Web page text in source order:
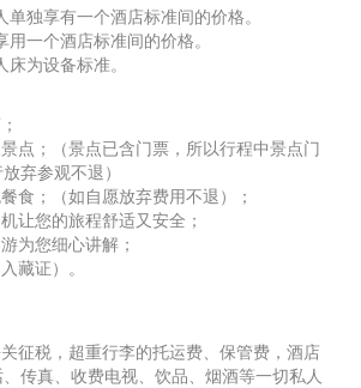
独享有一个酒店标准间的价格。
一个酒店标准间的价格。
为设备标准。
点；（景点已含门票，所以行程中景点门
弃参观不退）
食；（如自愿放弃费用不退）；
让您的旅程舒适又安全；
为您细心讲解；
藏证）。
征税，超重行李的托运费、保管费，酒店
传真、收费电视、饮品、烟酒等一切私人